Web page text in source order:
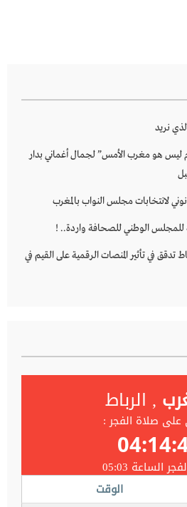
نريد
ليس هو مغرب الأمس” لجمال أغماني بدار
لانتخابات مجلس النواب بالمغرب
للمجلس الوطني للصحافة واردة.. !
تدقق في تأثير المنصات الرقمية على القيم في